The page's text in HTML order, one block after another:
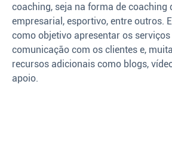
coaching, seja na forma de coaching
empresarial, esportivo, entre outros.
como objetivo apresentar os
comunicação com os clientes e,
recursos adicionais como blogs,
apoio.